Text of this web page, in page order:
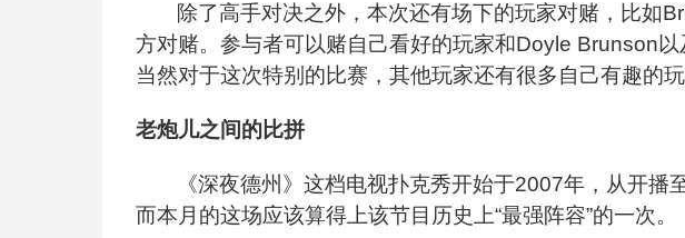
除了高手对决之外，本次还有场下的玩家对赌，比如
方对赌。参与者可以赌自己看好的玩家和Doyle Brunson以
当然对于这次特别的比赛，其他玩家还有很多自己有趣的玩
老炮儿之间的比拼
《深夜德州》这档电视扑克秀开始于2007年，从开播
而本月的这场应该算得上该节目历史上“最强阵容”的一次。